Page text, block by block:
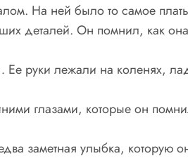
На ней было то самое
деталей. Он помнил, как
руки лежали на коленях,
глазами, которые он
заметная улыбка, которую